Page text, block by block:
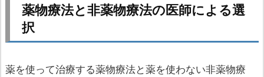
薬物療法と非薬物療法の医師による選
択
薬を使って治療する薬物療法と薬を使わない非薬物療